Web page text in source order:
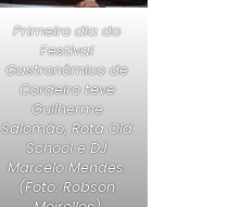
Primeiro dia do
Festival
Gastronômico de
Cordeiro teve
Guilherme
Salomão, Rota Old
School e DJ
Marcelo Mendes.
(Foto: Robson